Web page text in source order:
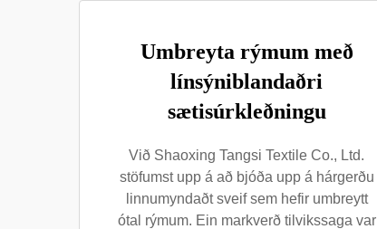
Umbreyta rýmum með
línsýniblandaðri
sætisúrkleðningu
Við Shaoxing Tangsi Textile Co., Ltd.
stöfumst upp á að bjóða upp á hárgerðu
linnumyndaðt sveif sem hefir umbreytt
ótal rýmum. Ein markverð tilvikssaga var